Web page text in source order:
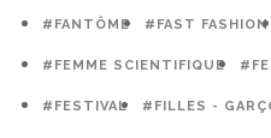
#FANTÔME #FAST FASHION
#FEMME SCIENTIFIQUE
#FESTIVAL #FILLES -